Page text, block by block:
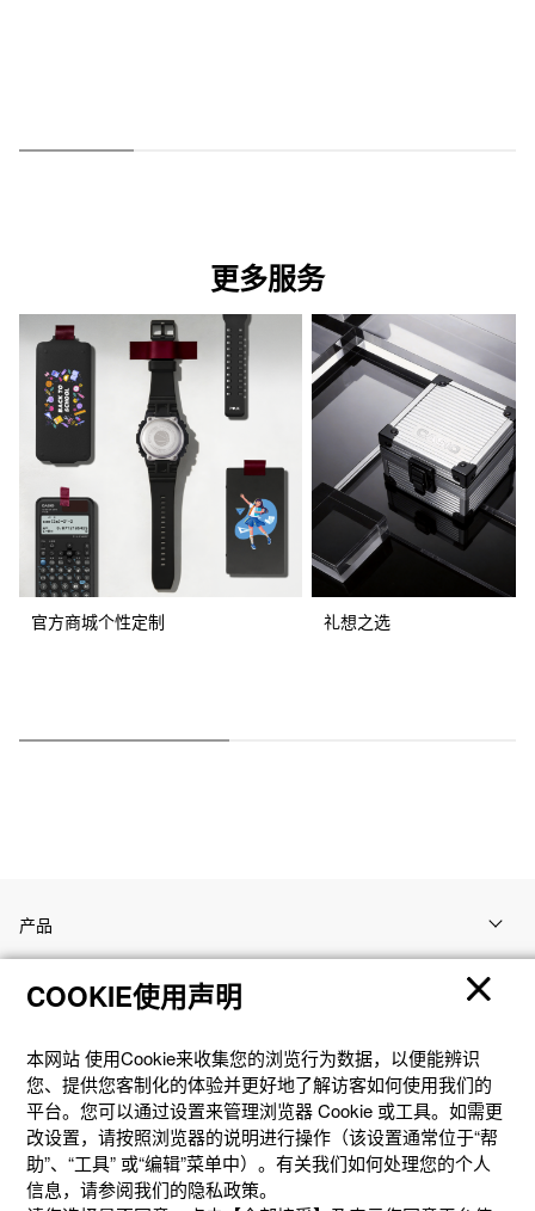
更多服务
官方商城个性定制 礼想之选
产品
客户支持
资讯
社交媒体
COOKIE使用声明
本网站 使⽤Cookie来收集您的浏览⾏为数据，以便能辨识
您、提供您客制化的体验并更好地了解访客如何使⽤我们的
平台。您可以通过设置来管理浏览器 Cookie 或⼯具。如需更
改设置，请按照浏览器的说明进⾏操作（该设置通常位于“帮
助”、“⼯具” 或“编辑”菜单中）。有关我们如何处理您的个⼈
信息，请参阅我们的隐私政策。